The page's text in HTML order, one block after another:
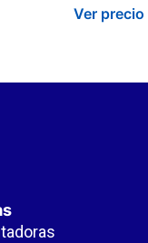
Ver